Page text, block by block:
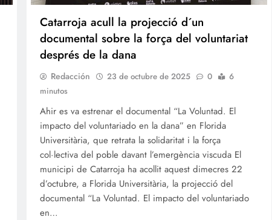
Catarroja acull la projecció d´un
documental sobre la força del voluntariat
després de la dana
Redacción 23 de octubre de 2025 0
6
minutos
Ahir es va estrenar el documental “La Voluntad. El
impacto del voluntariado en la dana” en Florida
Universitària, que retrata la solidaritat i la força
col·lectiva del poble davant l’emergència viscuda El
municipi de Catarroja ha acollit aquest dimecres 22
d’octubre, a Florida Universitària, la projecció del
documental “La Voluntad. El impacto del voluntariado
en…